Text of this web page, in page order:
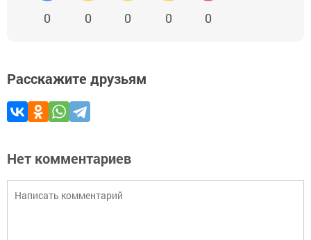
0 0 0 0 0
Расскажите друзьям
Нет комментариев